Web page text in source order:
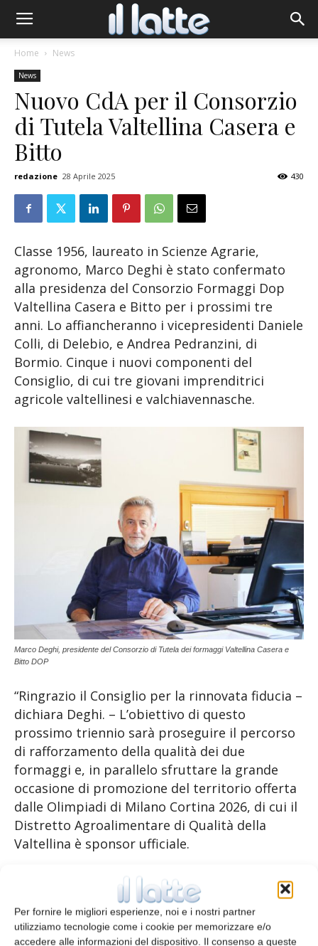
Per fornire le migliori esperienze, noi e i nostri partner
utilizziamo tecnologie come i cookie per memorizzare e/o
accedere alle informazioni del dispositivo. Il consenso a queste
Home News
News
Nuovo CdA per il Consorzio
di Tutela Valtellina Casera e
Bitto
redazione 28 Aprile 2025 430
Classe 1956, laureato in Scienze Agrarie,
agronomo, Marco Deghi è stato confermato
alla presidenza del Consorzio Formaggi Dop
Valtellina Casera e Bitto per i prossimi tre
anni. Lo affiancheranno i vicepresidenti Daniele
Colli, di Delebio, e Andrea Pedranzini, di
Bormio. Cinque i nuovi componenti del
Consiglio, di cui tre giovani imprenditrici
agricole valtellinesi e valchiavennasche.
Marco Deghi, presidente del Consorzio di Tutela dei formaggi Valtellina Casera e
Bitto DOP
“Ringrazio il Consiglio per la rinnovata fiducia –
dichiara Deghi. – L’obiettivo di questo
prossimo triennio sarà proseguire il percorso
di rafforzamento della qualità dei due
formaggi e, in parallelo sfruttare la grande
occasione di promozione del territorio offerta
dalle Olimpiadi di Milano Cortina 2026, di cui il
Distretto Agroalimentare di Qualità della
Valtellina è sponsor ufficiale.
Sul tavolo degli impegni di questa presidenza,
la revisione del disciplinare del Valtellina
Casera DOP: dalla nuova nomenclatura delle
stagionature all’applicazione dei protocolli